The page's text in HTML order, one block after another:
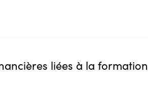
liées à la formation